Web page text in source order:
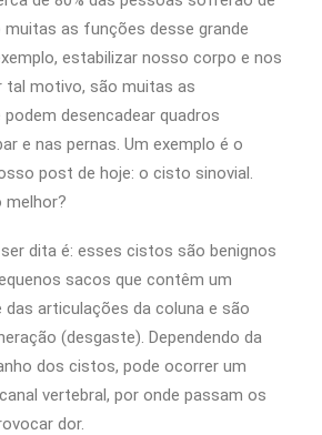
muitas as funções desse grande
estabilizar nosso corpo e nos
tal motivo, são muitas as
desencadear quadros
e nas pernas. Um exemplo é o
post de hoje: o cisto sinovial.
melhor?
dita é: esses cistos são benignos
sacos que contêm um
das articulações da coluna e são
(desgaste). Dependendo da
dos cistos, pode ocorrer um
vertebral, por onde passam os
dor.